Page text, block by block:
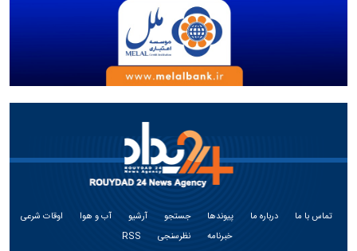
تماس با ما درباره ما پیوندها جستجو آرشیو آب و هوا
اوقات شرعی
خبرنامه
نظرسنجی RSS